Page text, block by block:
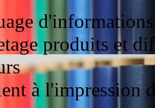
produits et
à l'impression